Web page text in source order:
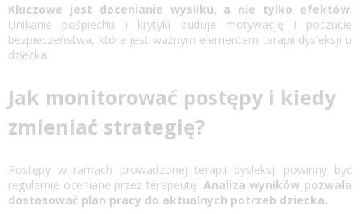
Kluczowe jest docenianie wysiłku, a nie tylko efektów.
Unikanie pośpiechu i krytyki buduje motywację i poczucie
bezpieczeństwa, które jest ważnym elementem terapii dysleksji u
dziecka.
Jak monitorować postępy i kiedy
zmieniać strategię?
Postępy w ramach prowadzonej terapii dysleksji powinny być
regularnie oceniane przez terapeutę. Analiza wyników pozwala
dostosować plan pracy do aktualnych potrzeb dziecka.